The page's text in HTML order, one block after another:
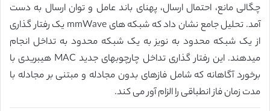
چگالی مانع، احتمال ارسال، پهنای باند عامل و توان ارسال به دست
آمد. تحلیل جامع نشان داد که شبکه های mmWave یک رفتار گذاری
از یک شبکه محدود به نویز به یک شبکه محدود به تداخل انجام
میدهند. این رفتار گذاری تداخل چارچوبهای جدید MAC هیبریدی با
برخورد آگاهانه که شامل فازهای بدون مجادله و مبتنی بر مجادله با
مدت زمان فاز انطباقی را الزام آور می کند.